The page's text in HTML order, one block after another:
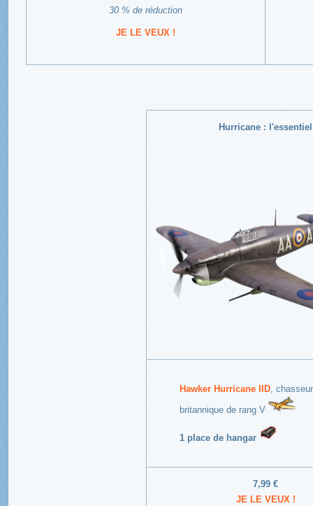
30 % de réduction
JE LE VEUX !
Hurricane : l'essentiel
Hawker Hurricane IID,
britannique de rang V
1 place de hangar
7,99 €
JE LE VEUX !